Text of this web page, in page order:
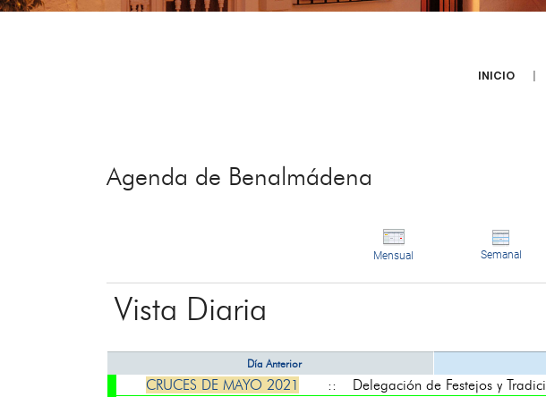
INICIO
Agenda de Benalmádena
Mensual Semanal
Vista Diaria
Día Anterior
CRUCES DE MAYO 2021
:: Delegación de Festejos y